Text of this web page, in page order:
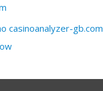
casinoanalyzer-